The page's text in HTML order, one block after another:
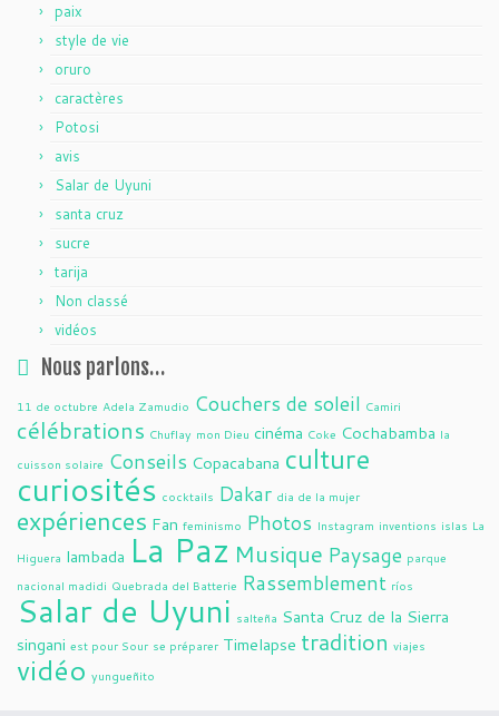
paix
style de vie
oruro
caractères
Potosi
avis
Salar de Uyuni
santa cruz
sucre
tarija
Non classé
vidéos
Nous parlons…
11 de octubre Adela Zamudio Couchers de soleil Camiri
célébrations Chuflay mon Dieu cinéma Coke Cochabamba la
cuisson solaire Conseils Copacabana culture
curiosités cocktails Dakar dia de la mujer
expériences Fan feminismo Photos Instagram inventions islas La
Higuera lambada La Paz Musique Paysage parque
nacional madidi Quebrada del Batterie Rassemblement ríos
Salar de Uyuni salteña Santa Cruz de la Sierra
singani est pour Sour se préparer Timelapse tradition viajes
vidéo yungueñito